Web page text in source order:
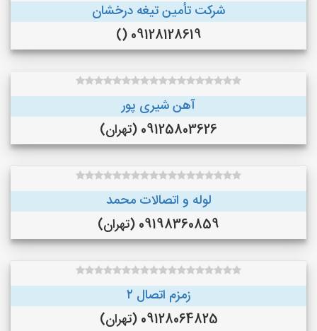
شرکت تأمین تیغه درخشان
09128128619 ()
آهن شیری پور
09125803626 (تهران)
لوله و اتصالات محمد
09198360859 (تهران)
زمزم اتصال ۲
09128064825 (تهران)